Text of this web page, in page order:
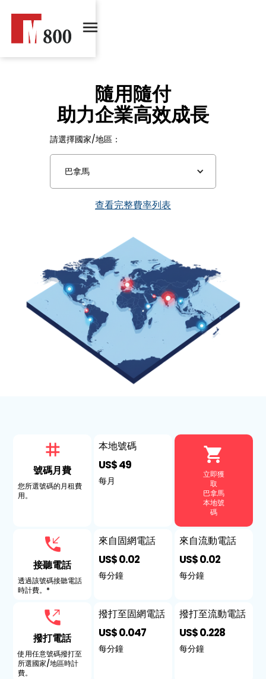
隨用隨付
助力企業高效成長
請選擇國家/地區：
巴拿馬
查看完整費率列表
號碼月費
您所選號碼的月租費
用。
接聽電話
透過該號碼接聽電話
時計費。*
撥打電話
使用任意號碼撥打至
所選國家/地區時計
費。
本地號碼
US$ 49
每月
來自固網電話
US$ 0.02
每分鐘
撥打至固網電話
US$ 0.047
每分鐘
立即獲
取
巴拿馬
本地號
碼
來自流動電話
US$ 0.02
每分鐘
撥打至流動電話
US$ 0.228
每分鐘